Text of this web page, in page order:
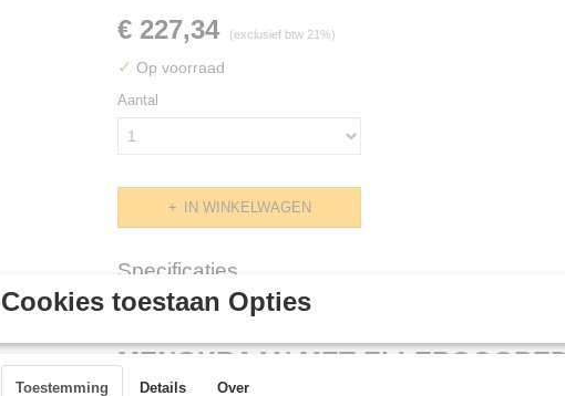
€ 227,34 (exclusief btw 21%)
✓ Op voorraad
Aantal
IN WINKELWAGEN
Specificaties
Productcode
Omschrijving
MENGKRAAN MET
Cookies toestaan Opties
Toestemming Details Over